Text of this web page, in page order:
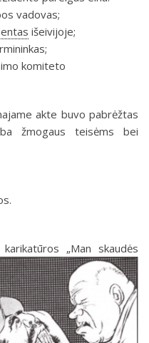
vadovas;
išeivijoje;
komiteto
akte buvo pabrėžtas
žmogaus teisėms bei
„Man skaudės